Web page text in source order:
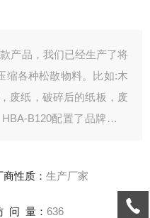
缩各种松散物料。比如:木
废纸，破碎后的纸板，废
B120配置了品牌液压
商性质： 生产厂家
问 量： 636